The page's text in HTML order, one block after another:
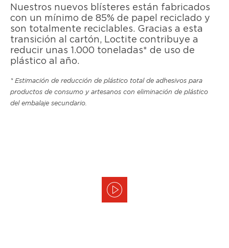
Nuestros nuevos blísteres están fabricados
con un mínimo de 85% de papel reciclado y
son totalmente reciclables. Gracias a esta
transición al cartón, Loctite contribuye a
reducir unas 1.000 toneladas* de uso de
plástico al año.
* Estimación de reducción de plástico total de adhesivos para
productos de consumo y artesanos con eliminación de plástico
del embalaje secundario.